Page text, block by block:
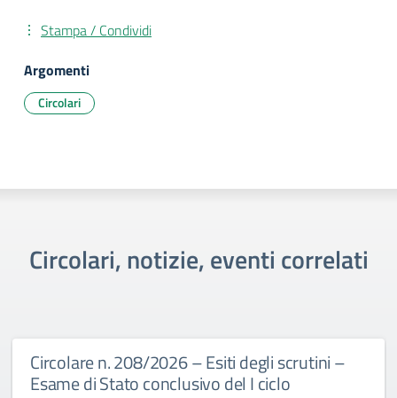
Stampa / Condividi
Argomenti
Circolari
Circolari, notizie, eventi correlati
Circolare n. 208/2026 – Esiti degli scrutini –
Esame di Stato conclusivo del I ciclo